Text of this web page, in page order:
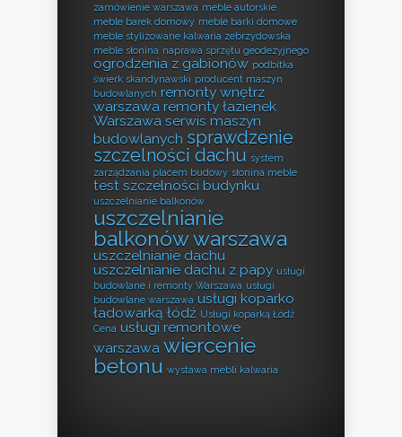
zamówienie warszawa meble autorskie
meble barek domowy meble barki domowe
meble stylizowane kalwaria zebrzydowska
meble słonina naprawa sprzętu geodezyjnego
ogrodzenia z gabionów podbitka
świerk skandynawski producent maszyn
budowlanych remonty wnętrz
warszawa remonty łazienek
Warszawa serwis maszyn
budowlanych sprawdzenie
szczelności dachu system
zarządzania placem budowy słonina meble
test szczelności budynku
uszczelnianie balkonów
uszczelnianie
balkonów warszawa
uszczelnianie dachu
uszczelnianie dachu z papy usługi
budowlane i remonty Warszawa usługi
budowlane warszawa usługi koparko
ładowarką łódź Usługi koparką Łódź
Cena usługi remontowe
warszawa wiercenie
betonu wystawa mebli kalwaria